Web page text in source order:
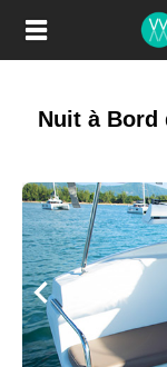
Contenu
Nuit à Bord